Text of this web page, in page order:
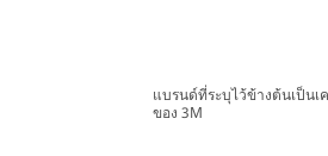
แบรนด์ที่ระบุไว้ข้างต้นเป็นเ
ของ 3M